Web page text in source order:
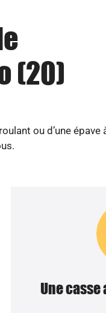
(20)
ou d’une épave
Une casse